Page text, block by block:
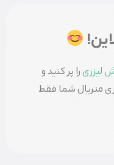
لیزریرا پر کنید و
متریال شما فقط